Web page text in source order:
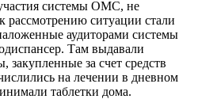
системы ОМС, не
рассмотрению ситуации стали
аудиторами системы
Там выдавали
закупленные за счет средств
на лечении в дневном
таблетки дома.